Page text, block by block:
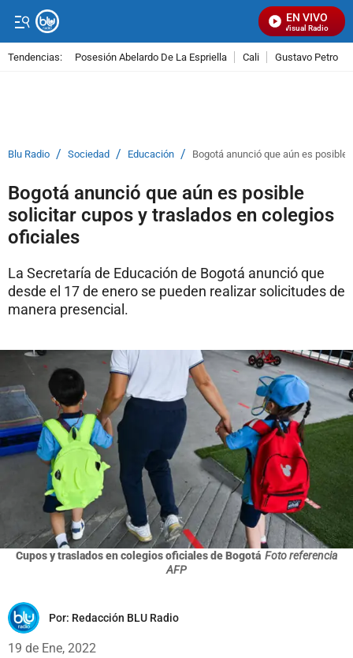
EN VIVO
Señal Visual Radio
Tendencias: Posesión Abelardo De La Espriella Cali Gustavo Petro
Blu Radio / Sociedad / Educación / Bogotá anunció que aún es
Bogotá anunció que aún es posible
solicitar cupos y traslados en colegios
oficiales
La Secretaría de Educación de Bogotá anunció que
desde el 17 de enero se pueden realizar solicitudes de
manera presencial.
Cupos y traslados en colegios oficiales de Bogotá Foto referencia
AFP
Por: Redacción BLU Radio
19 de Ene, 2022